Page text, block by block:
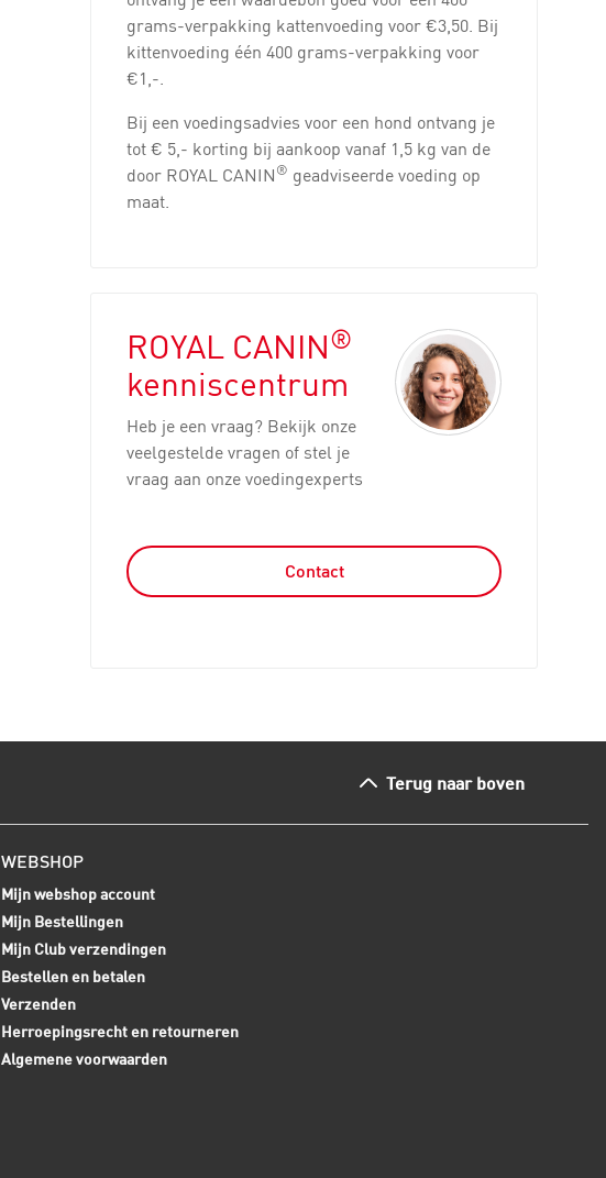
grams-verpakking kattenvoeding voor €3,50. Bij
kittenvoeding één 400 grams-verpakking voor
€1,-.
Bij een voedingsadvies voor een hond ontvang je
tot € 5,- korting bij aankoop vanaf 1,5 kg van de
door ROYAL CANIN® geadviseerde voeding op
maat.
ROYAL CANIN®
kenniscentrum
Heb je een vraag? Bekijk onze
veelgestelde vragen of stel je
vraag aan onze voedingexperts
Contact
Terug naar boven
WEBSHOP
Mijn webshop account
Mijn Bestellingen
Mijn Club verzendingen
Bestellen en betalen
Verzenden
Herroepingsrecht en retourneren
Algemene voorwaarden